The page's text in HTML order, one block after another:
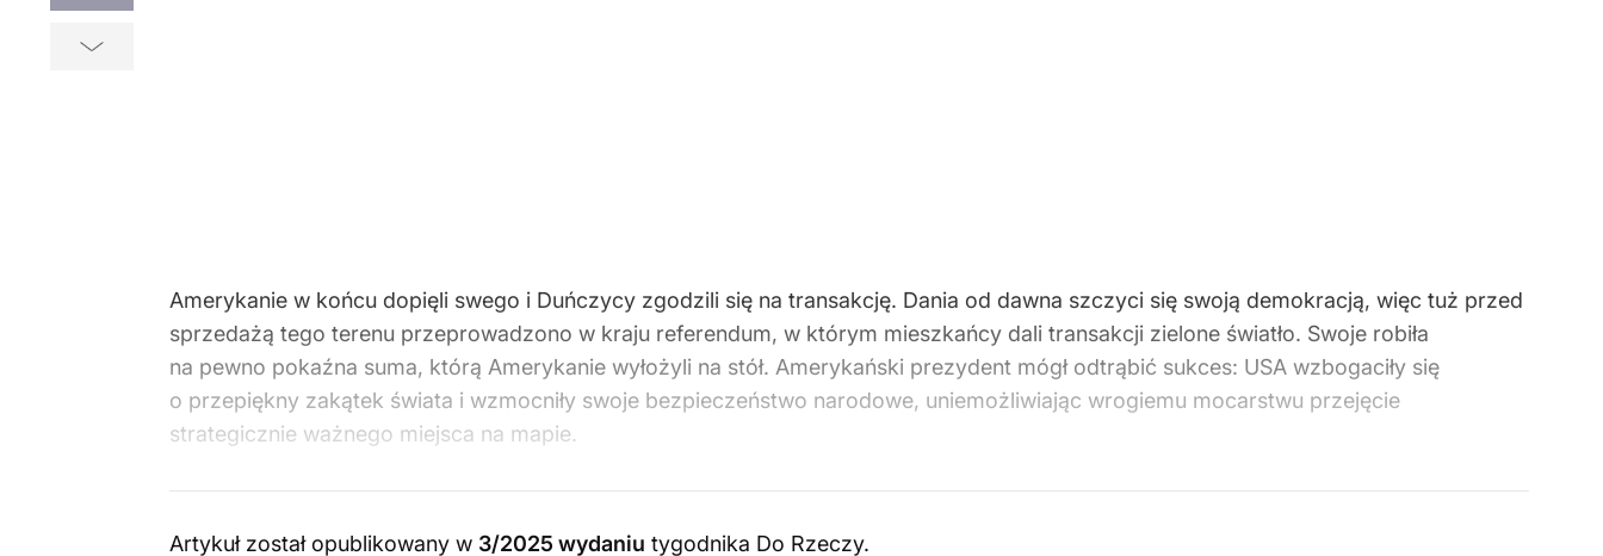
Amerykanie w końcu dopięli swego i Duńczycy zgodzili się na transakcję. Dania od dawna szczyci się swoją demokracją, więc tuż przed
sprzedażą tego terenu przeprowadzono w kraju referendum, w którym mieszkańcy dali transakcji zielone światło. Swoje robiła
na pewno pokaźna suma, którą Amerykanie wyłożyli na stół. Amerykański prezydent mógł odtrąbić sukces: USA wzbogaciły się
o przepiękny zakątek świata i wzmocniły swoje bezpieczeństwo narodowe, uniemożliwiając wrogiemu mocarstwu przejęcie
strategicznie ważnego miejsca na mapie.
Artykuł został opublikowany w 3/2025 wydaniu tygodnika Do Rzeczy.